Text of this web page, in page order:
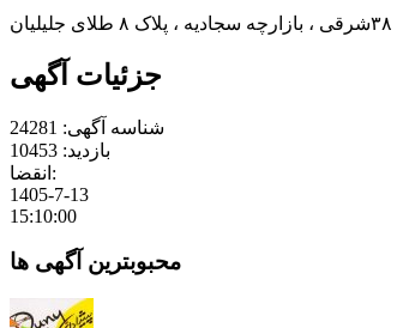
جزئیات آگهی
شناسه آگهی: 24281
بازدید: 10453
انقضا:
1405-7-13
15:10:00
محبوبترین آگهی ها